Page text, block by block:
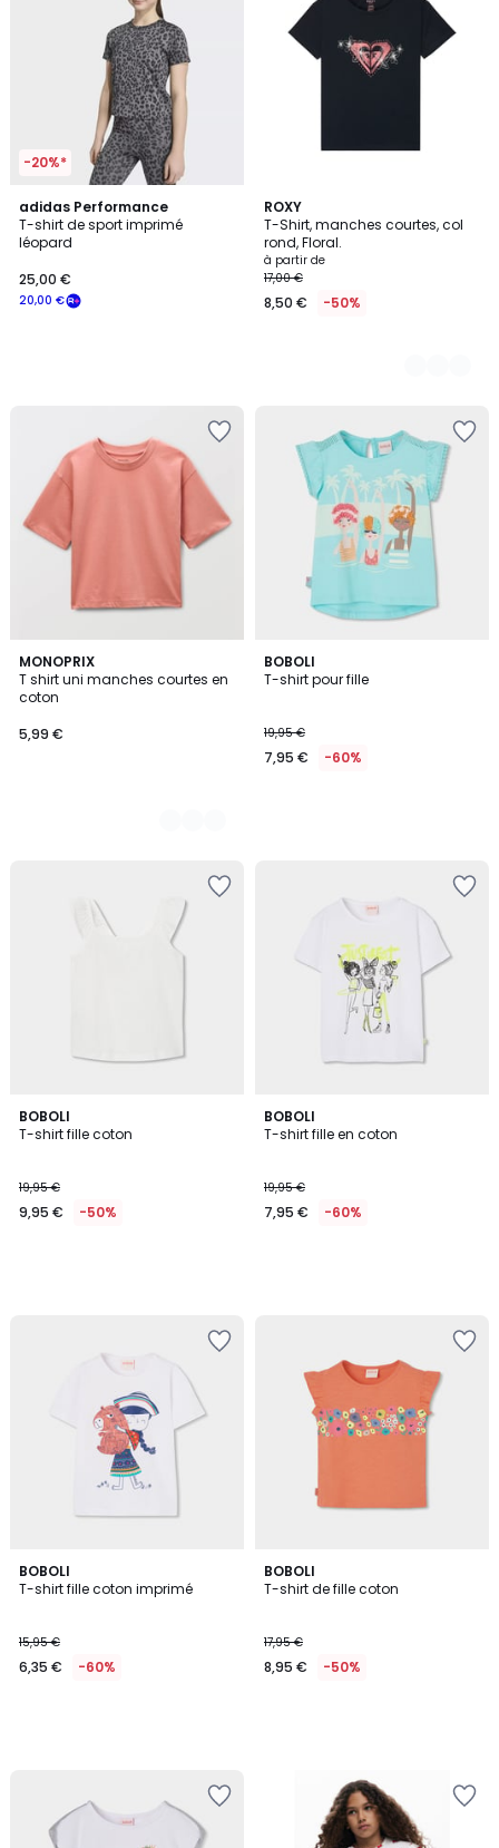
-20%*
adidas Performance
T-shirt de sport imprimé
léopard
20,00 €
25,00 €
ROXY
T-Shirt, manches courtes, col
rond, Floral.
à partir de
17,00 €
8,50 € -50%
5
Couleurs
MONOPRIX
T shirt uni manches courtes en
coton
5,99 €
2
Couleurs
BOBOLI
T-shirt pour fille
19,95 €
7,95 € -60%
BOBOLI
T-shirt fille coton
19,95 €
9,95 € -50%
BOBOLI
T-shirt fille en coton
19,95 €
7,95 € -60%
BOBOLI
T-shirt fille coton imprimé
15,95 €
6,35 € -60%
BOBOLI
T-shirt de fille coton
17,95 €
8,95 € -50%